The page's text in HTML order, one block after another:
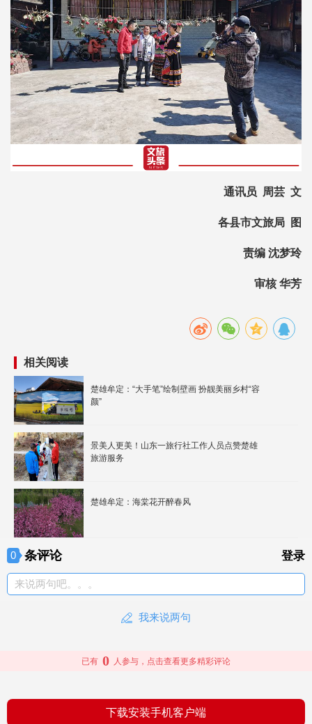
通讯员 周芸 文
各县市文旅局 图
责编 沈梦玲
审核 华芳
相关阅读
楚雄牟定：“大手笔”绘制壁画 扮靓美丽乡村“容
颜”
景美人更美！山东一旅行社工作人员点赞楚雄
旅游服务
楚雄牟定：海棠花开醉春风
0 条评论 登录
来说两句吧。。。
我来说两句
已有 0 人参与，点击查看更多精彩评论
下载安装手机客户端